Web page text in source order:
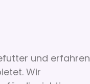
und erfahren
Wir